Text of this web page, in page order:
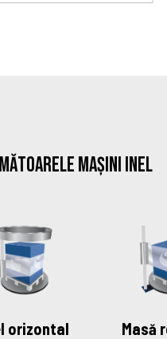
mașini Inel
orizontal Masă